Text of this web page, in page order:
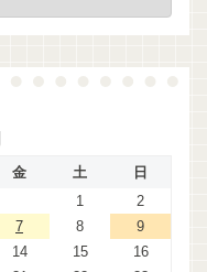
金 土
日
1
2
7 8
9
14 15
16